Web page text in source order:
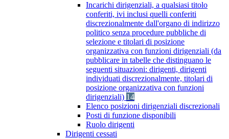
Incarichi dirigenziali, a qualsiasi titolo
conferiti, ivi inclusi quelli conferiti
discrezionalmente dall'organo di indirizzo
politico senza procedure pubbliche di
selezione e titolari di posizione
organizzativa con funzioni dirigenziali (da
pubblicare in tabelle che distinguano le
seguenti situazioni: dirigenti, dirigenti
individuati discrezionalmente, titolari di
posizione organizzativa con funzioni
dirigenziali) 14
Elenco posizioni dirigenziali discrezionali
Posti di funzione disponibili
Ruolo dirigenti
Dirigenti cessati